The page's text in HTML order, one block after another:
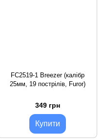
FC2519-1 Breezer (калібр
25мм, 19 пострілів, Furor)
349 грн
Купити